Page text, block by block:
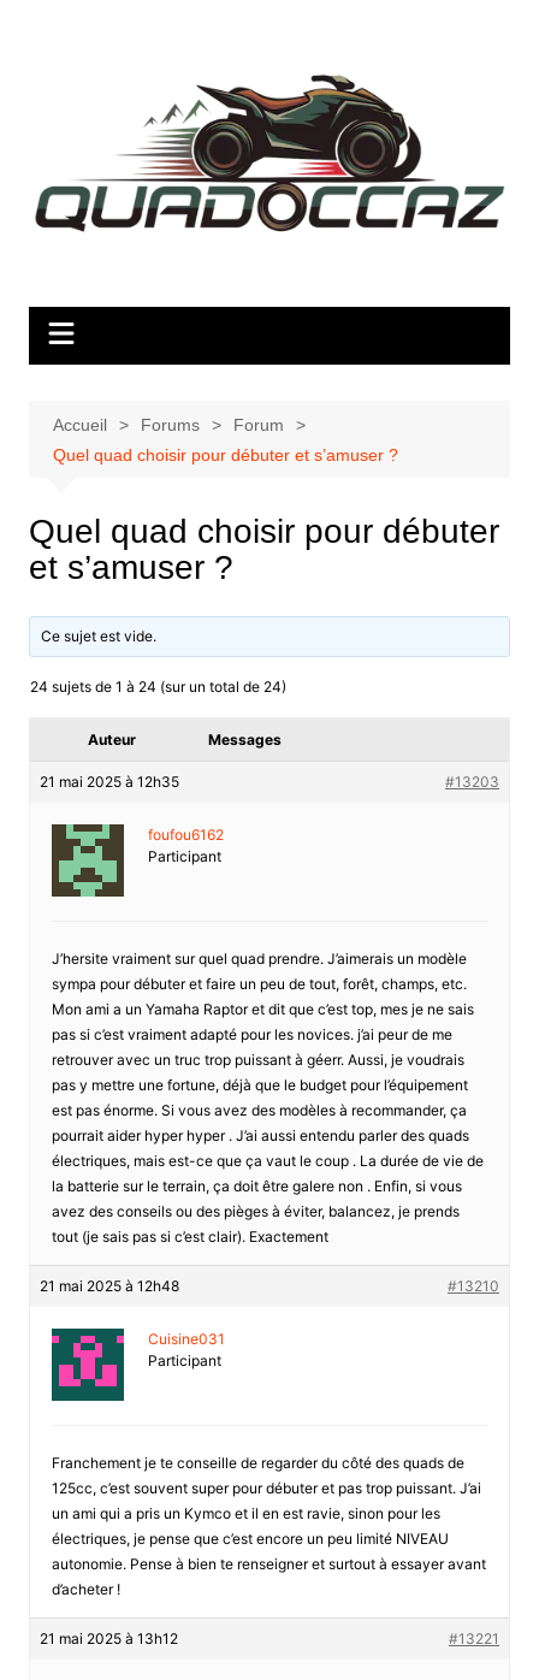
Accueil Forums
Forum
Quel quad choisir pour débuter et s’amuser ?
Quel quad choisir pour débuter
et s’amuser ?
Ce sujet est vide.
24 sujets de 1 à 24 (sur un total de 24)
Auteur Messages
21 mai 2025 à 12h35 #13203
foufou6162
Participant
J’hersite vraiment sur quel quad prendre. J’aimerais un modèle
sympa pour débuter et faire un peu de tout, forêt, champs, etc.
Mon ami a un Yamaha Raptor et dit que c’est top, mes je ne sais
pas si c’est vraiment adapté pour les novices. j’ai peur de me
retrouver avec un truc trop puissant à géerr. Aussi, je voudrais
pas y mettre une fortune, déjà que le budget pour l’équipement
est pas énorme. Si vous avez des modèles à recommander, ça
pourrait aider hyper hyper . J’ai aussi entendu parler des quads
électriques, mais est-ce que ça vaut le coup . La durée de vie de
la batterie sur le terrain, ça doit être galere non . Enfin, si vous
avez des conseils ou des pièges à éviter, balancez, je prends
tout (je sais pas si c’est clair). Exactement
21 mai 2025 à 12h48 #13210
Cuisine031
Participant
Franchement je te conseille de regarder du côté des quads de
125cc, c’est souvent super pour débuter et pas trop puissant. J’ai
un ami qui a pris un Kymco et il en est ravie, sinon pour les
électriques, je pense que c’est encore un peu limité NIVEAU
autonomie. Pense à bien te renseigner et surtout à essayer avant
d’acheter !
21 mai 2025 à 13h12 #13221